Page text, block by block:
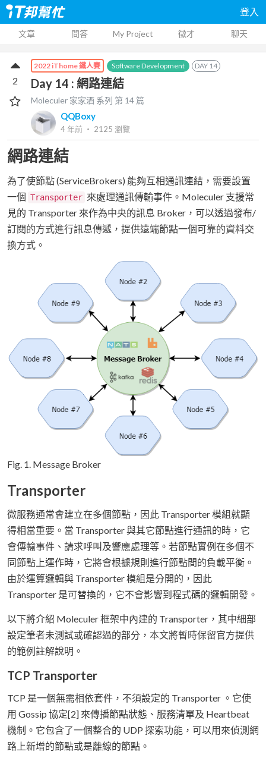
登入
文章 問答 My Project 徵才 聊天
2022 iThome 鐵人賽 Software Development DAY 14
Day 14 : 網路連結
Moleculer 家家酒 系列 第 14 篇
QQBoxy
4 年前 ‧ 2125 瀏覽
2
網路連結
為了使節點 (ServiceBrokers) 能夠互相通訊連結，需要設置
一個 Transporter 來處理通訊傳輸事件。Moleculer 支援常
見的 Transporter 來作為中央的訊息 Broker，可以透過發布/
訂閱的方式進行訊息傳遞，提供遠端節點一個可靠的資料交
換方式。
Fig. 1. Message Broker
Transporter
微服務通常會建立在多個節點，因此 Transporter 模組就顯
得相當重要。當 Transporter 與其它節點進行通訊的時，它
會傳輸事件、請求呼叫及響應處理等。若節點實例在多個不
同節點上運作時，它將會根據規則進行節點間的負載平衡。
由於運算邏輯與 Transporter 模組是分開的，因此
Transporter 是可替換的，它不會影響到程式碼的邏輯開發。
以下將介紹 Moleculer 框架中內建的 Transporter，其中細部
設定筆者未測試或確認過的部分，本文將暫時保留官方提供
的範例註解說明。
TCP Transporter
TCP 是一個無需相依套件，不須設定的 Transporter 。它使
用 Gossip 協定[2] 來傳播節點狀態、服務清單及 Heartbeat
機制。它包含了一個整合的 UDP 探索功能，可以用來偵測網
路上新增的節點或是離線的節點。